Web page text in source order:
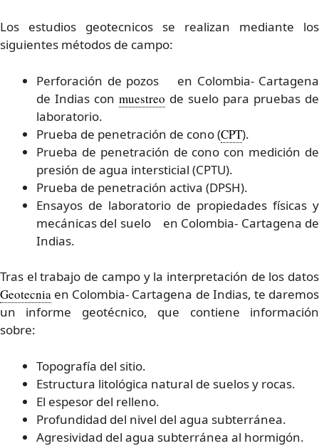
Los estudios geotecnicos se realizan mediante los
siguientes métodos de campo:
Perforación de pozos en Colombia- Cartagena
de Indias con muestreo de suelo para pruebas de
laboratorio.
Prueba de penetración de cono (CPT).
Prueba de penetración de cono con medición de
presión de agua intersticial (CPTU).
Prueba de penetración activa (DPSH).
Ensayos de laboratorio de propiedades físicas y
mecánicas del suelo en Colombia- Cartagena de
Indias.
Tras el trabajo de campo y la interpretación de los datos
Geotecnia en Colombia- Cartagena de Indias, te daremos
un informe geotécnico, que contiene información
sobre:
Topografía del sitio.
Estructura litológica natural de suelos y rocas.
El espesor del relleno.
Profundidad del nivel del agua subterránea.
Agresividad del agua subterránea al hormigón.